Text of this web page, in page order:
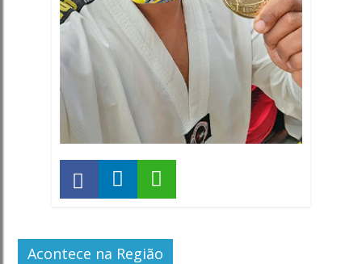
Acontece na Região